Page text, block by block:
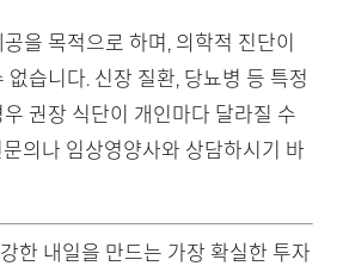
을 목적으로 하며, 의학적 진단이
없습니다. 신장 질환, 당뇨병 등 특정
권장 식단이 개인마다 달라질 수
의나 임상영양사와 상담하시기 바
한 내일을 만드는 가장 확실한 투자